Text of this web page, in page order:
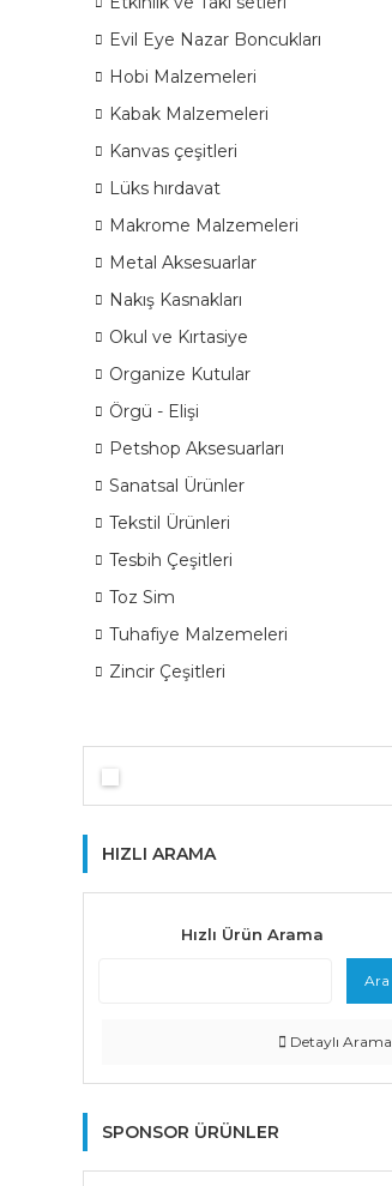
Evil Eye Nazar Boncukları
Hobi Malzemeleri
Kabak Malzemeleri
Kanvas çeşitleri
Lüks hırdavat
Makrome Malzemeleri
Metal Aksesuarlar
Nakış Kasnakları
Okul ve Kırtasiye
Organize Kutular
Örgü - Elişi
Petshop Aksesuarları
Sanatsal Ürünler
Tekstil Ürünleri
Tesbih Çeşitleri
Toz Sim
Tuhafiye Malzemeleri
Zincir Çeşitleri
HIZLI ARAMA
Hızlı Ürün Arama
Ara
Detaylı Arama
SPONSOR ÜRÜNLER